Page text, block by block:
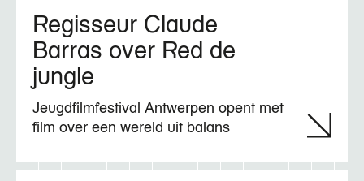
Regisseur Claude
Barras over Red de
jungle
Jeugdfilmfestival Antwerpen opent met
film over een wereld uit balans